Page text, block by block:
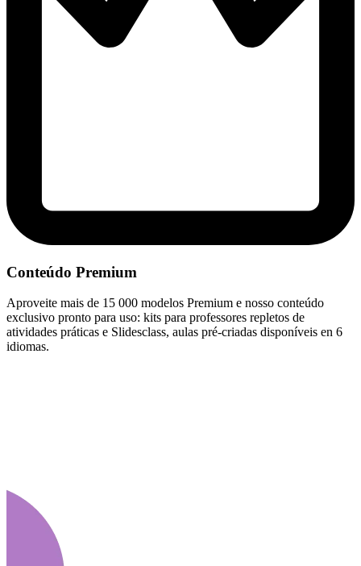
Conteúdo Premium
Aproveite mais de 15 000 modelos Premium e nosso conteúdo
exclusivo pronto para uso: kits para professores repletos de
atividades práticas e Slidesclass, aulas pré-criadas disponíveis en 6
idiomas.